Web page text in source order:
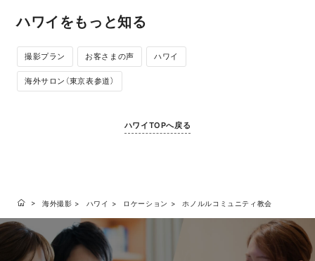
ハワイをもっと知る
撮影プラン お客さまの声 ハワイ
海外サロン（東京表参道）
ハワイTOPへ戻る
海外撮影 ハワイ ロケーション ホノルルコミュニティ教会